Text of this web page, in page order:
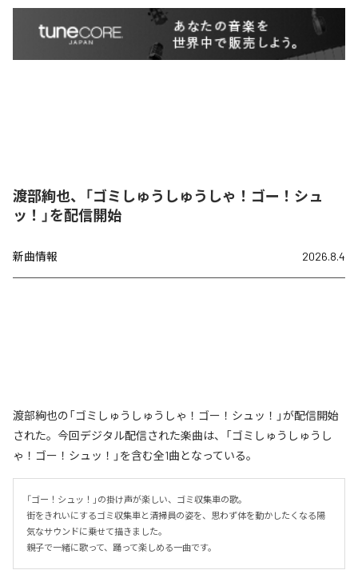
渡部絢也、「ゴミしゅうしゅうしゃ！ゴー！シュ
ッ！」を配信開始
新曲情報 2026.8.4
渡部絢也の「ゴミしゅうしゅうしゃ！ゴー！シュッ！」が配信開始
された。今回デジタル配信された楽曲は、「ゴミしゅうしゅうし
ゃ！ゴー！シュッ！」を含む全1曲となっている。
「ゴー！シュッ！」の掛け声が楽しい、ゴミ収集車の歌。
街をきれいにするゴミ収集車と清掃員の姿を、思わず体を動かしたくなる陽
気なサウンドに乗せて描きました。
親子で一緒に歌って、踊って楽しめる一曲です。